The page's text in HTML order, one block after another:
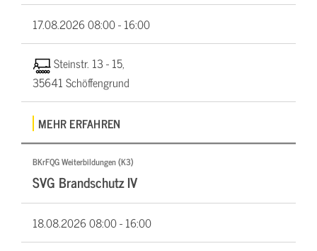
17.08.202608:00 - 16:00
Steinstr. 13 - 15,
35641 Schöffengrund
MEHR ERFAHREN
BKrFQG Weiterbildungen (K3)
SVG Brandschutz IV
18.08.202608:00 - 16:00